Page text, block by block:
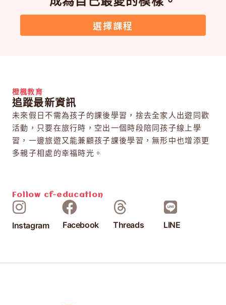
選擇課程
橙楓教育
追蹤最新資訊
未來假日不需為孩子的課後學習，捨去全家人出遊同歡
活動，只要在旅行時，空出一個時段陪同孩子線上學
習，一邊旅遊又能兼顧孩子課後學習，無形中也增添更
多親子相處的幸福時光。
Follow cf-education
Instagram Facebook Threads LINE